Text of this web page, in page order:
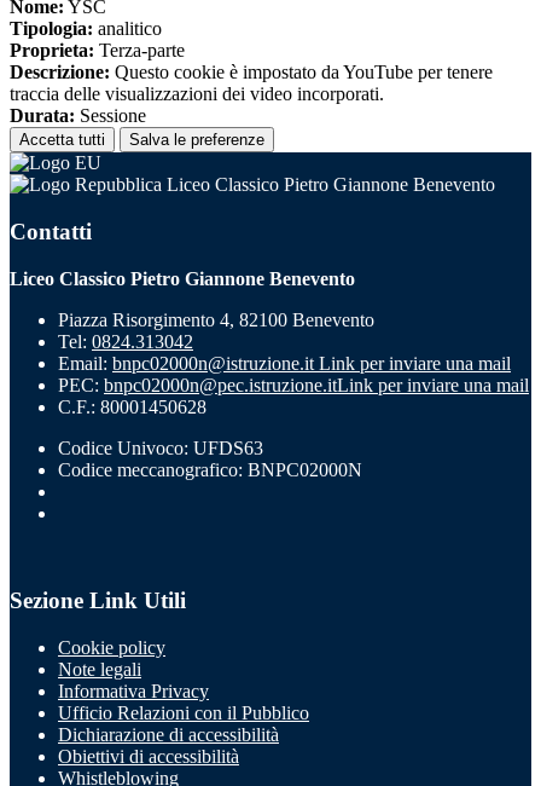
Nome: YSC
Tipologia: analitico
Proprieta: Terza-parte
Descrizione: Questo cookie è impostato da YouTube per tenere
traccia delle visualizzazioni dei video incorporati.
Durata: Sessione
Accetta tutti Salva le preferenze
Liceo Classico Pietro Giannone Benevento
Contatti
Liceo Classico Pietro Giannone Benevento
Piazza Risorgimento 4, 82100 Benevento
Tel: 0824.313042
Email: bnpc02000n@istruzione.it Link per inviare una mail
PEC: bnpc02000n@pec.istruzione.itLink per inviare una mail
C.F.: 80001450628
Codice Univoco: UFDS63
Codice meccanografico: BNPC02000N
Sezione Link Utili
Cookie policy
Note legali
Informativa Privacy
Ufficio Relazioni con il Pubblico
Dichiarazione di accessibilità
Obiettivi di accessibilità
Whistleblowing